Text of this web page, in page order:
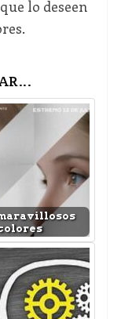
lo deseen